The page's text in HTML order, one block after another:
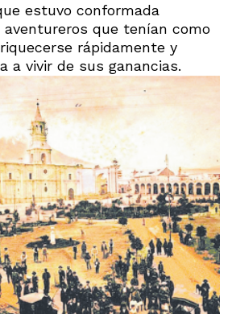
estuvo conformada
que tenían como
rápidamente y
a vivir de sus ganancias.